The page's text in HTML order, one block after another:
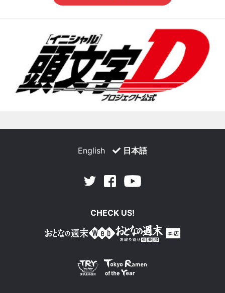
English 日本語
Twitter Facebook
CHECK US!